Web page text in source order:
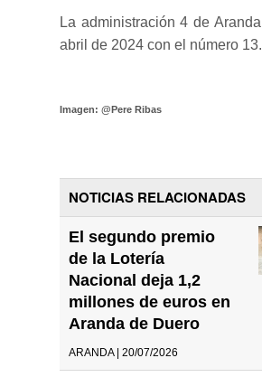
La administración 4 de
abril de 2024 con el número
Imagen: @Pere Ribas
NOTICIAS RELACIONADAS
El segundo premio
de la Lotería
Nacional deja 1,2
millones de euros en
Aranda de Duero
ARANDA | 20/07/2026